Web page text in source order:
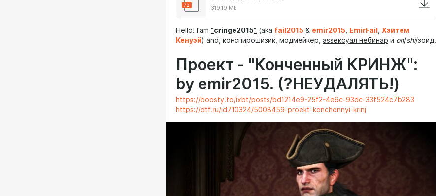
7z 319.19 Mb
Hello! I'am "cringe2015" (aka fail2015 & emir2015, EmirFail , Хэйтем
Кенуэй) and, конспирошизик, модмейкер, assексуал небинар и oh/shi/зоид.
Проект - "Конченный КРИНЖ":
by emir2015. (?НЕУДАЛЯТЬ!)
https://boosty.to/ixbt/posts/bd1214e9-25f2-4e6c-93dc-33f524c7b283
https://dtf.ru/id710324/5008459-proekt-konchennyi-krinj